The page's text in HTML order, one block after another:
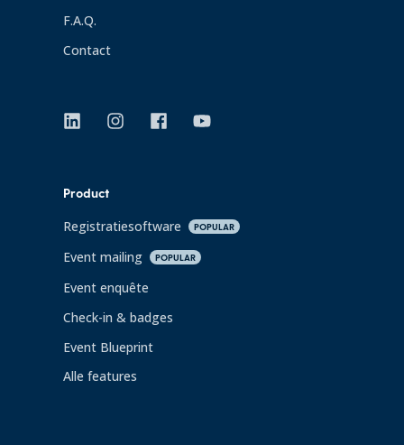
F.A.Q.
Contact
Product
Registratiesoftware POPULAR
Event mailing POPULAR
Event enquête
Check-in & badges
Event Blueprint
Alle features